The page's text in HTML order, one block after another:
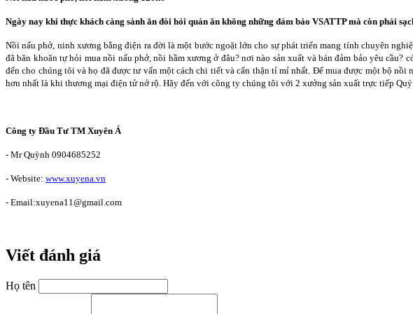
Ngày nay khi thực khách càng sành ăn đòi hỏi quán ăn không những đảm bảo VSATTP mà còn phải
Nồi nấu phở, ninh xương bằng điện ra đời là một bước ngoặt lớn cho sự phát triển mang tính chuyên
đã băn khoăn tự hỏi mua nồi nấu phở, nồi hầm xương ở đâu? nơi nào sản xuất và bán đảm bảo yêu
đến cho chúng tôi và họ đã được tư vấn một cách chi tiết và cẩn thận tỉ mỉ nhất. Để mua được một bộ
hơn nhất là khi thương mại điện tử nở rộ. Hãy đến với công ty chúng tôi với 2 xưởng sản xuất trực tiếp Quý
Công ty Đầu Tư TM Xuyên Á
- Mr Quỳnh 0904685252
- Website: www.xuyena.vn
- Email:xuyena11@gmail.com
Viết đánh giá
Họ tên